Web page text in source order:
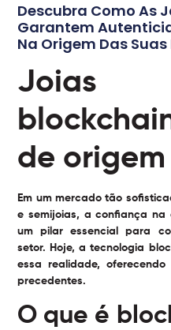
Descubra Como As
Garantem
Na Origem Das
de origem
Em um mercado tão
e semijoias, a confiança na
um pilar essencial para
setor. Hoje, a tecnologia
essa realidade,
precedentes.
O que é